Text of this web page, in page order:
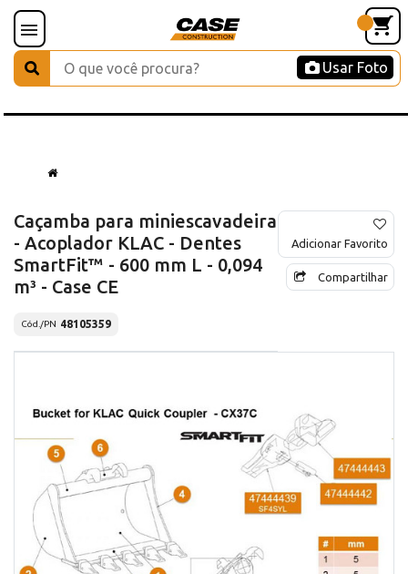
Usar Foto
Caçamba para miniescavadeira
- Acoplador KLAC - Dentes
SmartFit™ - 600 mm L - 0,094
m³ - Case CE
Cód./PN 48105359
Adicionar Favorito
Compartilhar